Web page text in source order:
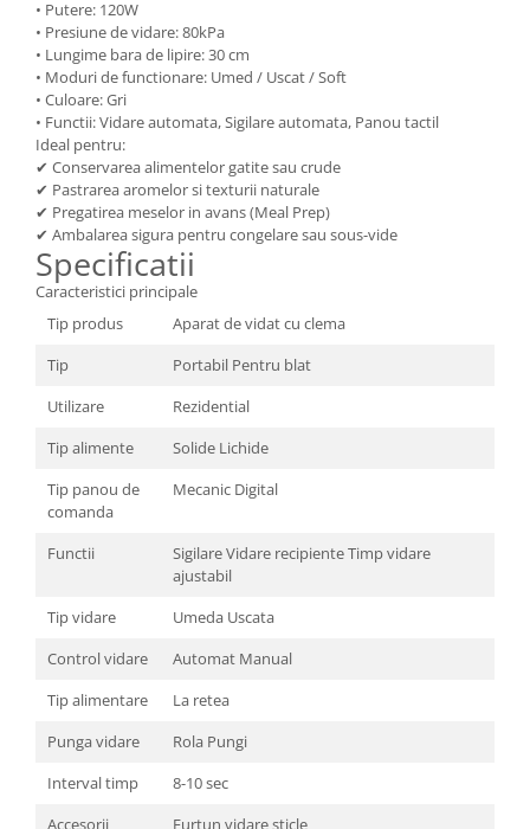
• Putere: 120W
• Presiune de vidare: 80kPa
• Lungime bara de lipire: 30 cm
• Moduri de functionare: Umed / Uscat / Soft
• Culoare: Gri
• Functii: Vidare automata, Sigilare automata, Panou tactil
Ideal pentru:
✔ Conservarea alimentelor gatite sau crude
✔ Pastrarea aromelor si texturii naturale
✔ Pregatirea meselor in avans (Meal Prep)
✔ Ambalarea sigura pentru congelare sau sous-vide
Specificatii
Caracteristici principale
Tip produs
Aparat de vidat cu clema
Tip
Portabil Pentru blat
Utilizare
Rezidential
Tip alimente
Solide Lichide
Tip panou de
comanda
Mecanic Digital
Functii
Sigilare Vidare recipiente Timp vidare
ajustabil
Tip vidare
Umeda Uscata
Control vidare
Automat Manual
Tip alimentare
La retea
Punga vidare
Rola Pungi
Interval timp
8-10 sec
Accesorii
Furtun vidare sticle